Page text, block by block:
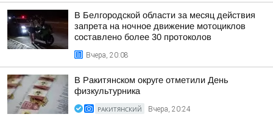
В Белгородской области за месяц действия
запрета на ночное движение мотоциклов
составлено более 30 протоколов
Вчера, 20:08
В Ракитянском округе отметили День
физкультурника
РАКИТЯНСКИЙ Вчера, 20:24